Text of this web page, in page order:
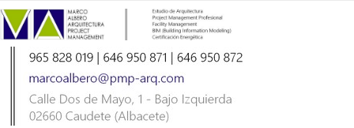
Ir
contenido